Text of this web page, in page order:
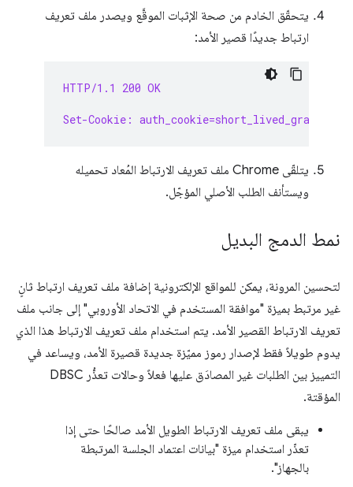
يتحقّق الخادم من صحة الإثبات الموقَّع ويصدر ملف تعريف
ارتباط جديدًا قصير الأمد:
HTTP/1.1 200 OK
Set-Cookie: auth_cookie=short_lived_grant;
يتلقّى Chrome ملف تعريف الارتباط المُعاد تحميله
ويستأنف الطلب الأصلي المؤجّل.
نمط الدمج البديل
لتحسين المرونة، يمكن للمواقع الإلكترونية إضافة ملف تعريف ارتباط ثانٍ
غير مرتبط بميزة "موافقة المستخدم في الاتحاد الأوروبي" إلى جانب ملف
تعريف الارتباط القصير الأمد. يتم استخدام ملف تعريف الارتباط هذا الذي
يدوم طويلاً فقط لإصدار رموز مميّزة جديدة قصيرة الأمد، ويساعد في
التمييز بين الطلبات غير المصادَق عليها فعلاً وحالات تعذُّر DBSC
المؤقتة.
يبقى ملف تعريف الارتباط الطويل الأمد صالحًا حتى إذا
تعذّر استخدام ميزة "بيانات اعتماد الجلسة المرتبطة
بالجهاز".